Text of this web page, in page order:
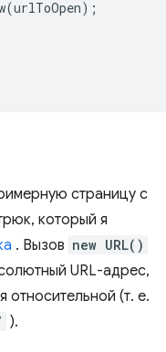
(urlToOpen);
страницу с
который я
. Вызов new URL()
URL-адрес,
относительной (т. е.
).